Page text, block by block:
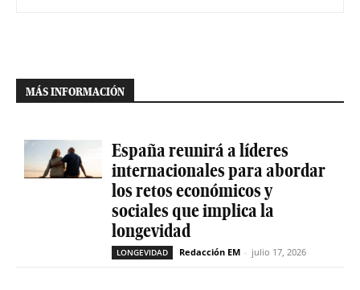
MÁS INFORMACIÓN
España reunirá a líderes
internacionales para abordar
los retos económicos y
sociales que implica la
longevidad
LONGEVIDAD Redacción EM - julio 17, 2026